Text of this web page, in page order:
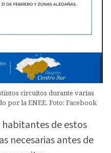
circuitos durante varias
por la ENEE. Foto: Facebook
habitantes de estos
necesarias antes de